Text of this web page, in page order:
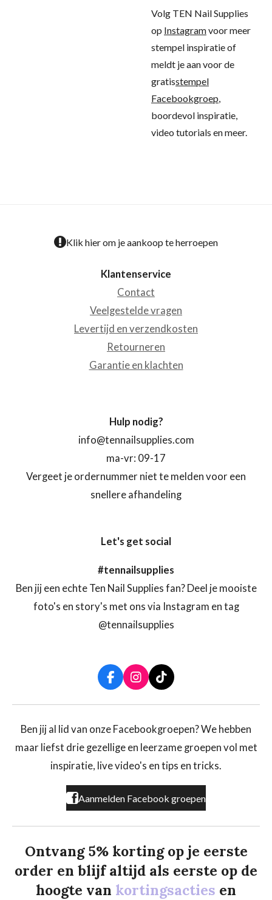
Volg TEN Nail Supplies
op Instagramvoor meer
stempel inspiratie of
meldt je aan voor de
gratisstempel
Facebookgroep,
boordevol inspiratie,
video tutorials en meer.
Klik hier om je aankoop te herroepen
Klantenservice
Contact
Veelgestelde vragen
Levertijd en verzendkosten
Retourneren
Garantie en klachten
Hulp nodig?
info@tennailsupplies.com
ma-vr: 09-17
Vergeet je ordernummer niet te melden voor een
snellere afhandeling
Let's get social
#tennailsupplies
Ben jij een echte Ten Nail Supplies fan? Deel je mooiste
foto's en story's met ons via Instagram en tag
@tennailsupplies
F
a
c
b
o
k
I
n
s
a
r
a
T
i
k
o
Ben jij al lid van onze Facebookgroepen? We hebben
maar liefst drie gezellige en leerzame groepen vol met
inspiratie, live video's en tips en tricks.
Aanmelden Facebook groepen
Ontvang 5% korting op je eerste
order en blijf altijd als eerste op de
hoogte van kortingsacties en